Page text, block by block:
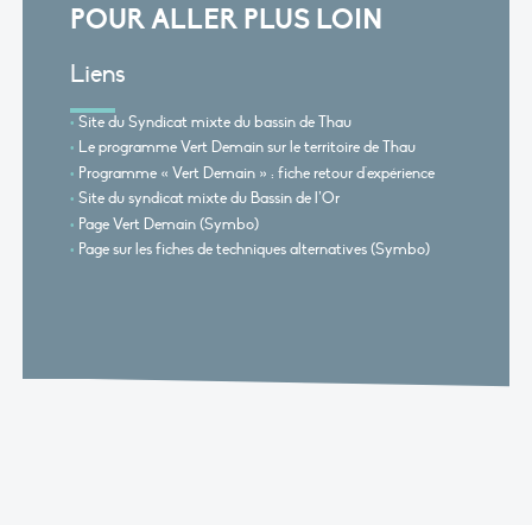
POUR ALLER PLUS LOIN
Liens
Site du Syndicat mixte du bassin de Thau
Le programme Vert Demain sur le territoire de Thau
Programme « Vert Demain » : fiche retour d'expérience
Site du syndicat mixte du Bassin de l’Or
Page Vert Demain (Symbo)
Page sur les fiches de techniques alternatives (Symbo)